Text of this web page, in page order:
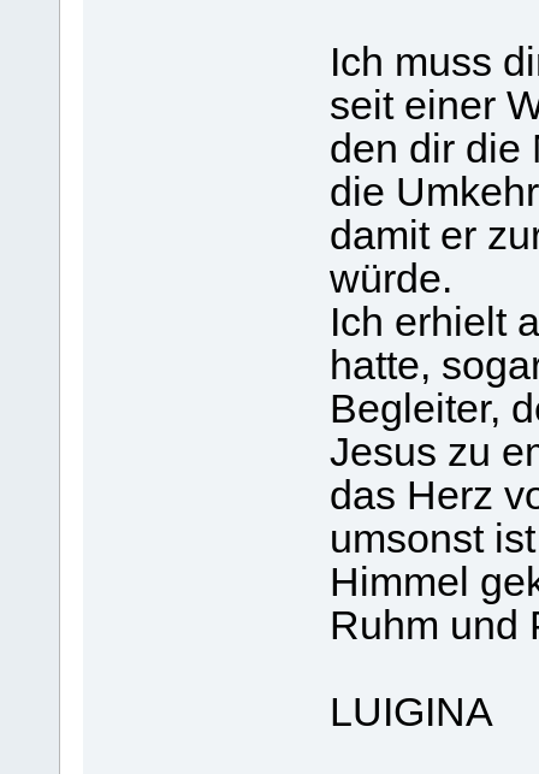
Ich muss
seit einer
den dir die
die
damit er
würde.
Ich erhielt
hatte,
Begleiter,
Jesus zu
das Herz
umsonst
Himmel
Ruhm und
LUIGINA